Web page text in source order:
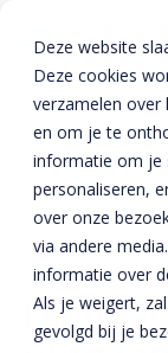
Deze website
Deze cookies
verzamelen
en om je te
informatie om je
personaliseren,
over onze
via andere
informatie over
Als je weigert,
gevolgd bij je
Producten
Riolering
Bestrating
Oplossingen
BTE Groep
Onze verhalen
HomeNieuws Na
steeds
4 november
Na